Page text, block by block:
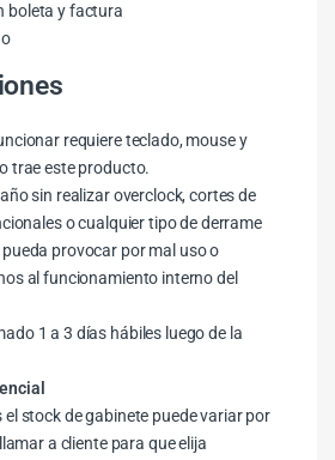
boleta y factura
requiere teclado, mouse y
trae este producto.
sin realizar overclock, cortes de
o cualquier tipo de derrame
provocar por mal uso o
al funcionamiento interno del
1 a 3 días hábiles luego de la
el stock de gabinete puede variar por
a cliente para que elija